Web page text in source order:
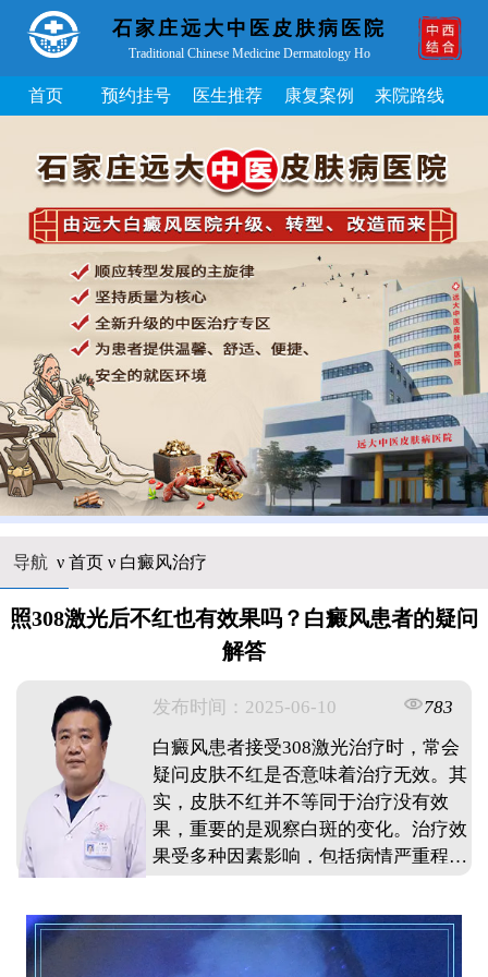
石家庄远大中医皮肤病医院
Traditional Chinese Medicine Dermatology Ho
首页 预约挂号 医生推荐 康复案例 来院路线
导航 ν 首页ν 白癜风治疗
照308激光后不红也有效果吗？白癜风患者的疑问
解答
发布时间：2025-06-10
783
白癜风患者接受308激光治疗时，常会
疑问皮肤不红是否意味着治疗无效。其
实，皮肤不红并不等同于治疗没有效
果，重要的是观察白斑的变化。治疗效
果受多种因素影响，包括病情严重程
等。判断治疗效果应综合观察白斑变
化、定期复诊及感受身体变化。治疗期
间需注意避免暴晒、合理饮食、保持良